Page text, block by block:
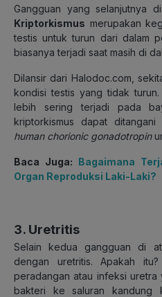
Gangguan yang selanjutnya
Kriptorkismus merupakan
testis untuk turun dari dalam
biasanya terjadi saat masih di
Dilansir dari Halodoc.com,
kondisi testis yang tidak
lebih sering terjadi pada
kriptorkismus dapat
human chorionic gonadotropin
Baca Juga: Bagaimana
Organ Reproduksi Laki-Laki?
3. Uretritis
Selain kedua gangguan di
dengan uretritis. Apakah
peradangan atau infeksi uretra
bakteri ke saluran kandung